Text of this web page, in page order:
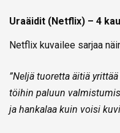
Uraäidit (Netflix) – 4
Netflix kuvailee sarjaa
”Neljä tuoretta äitiä
töihin paluun
ja hankalaa kuin voisi